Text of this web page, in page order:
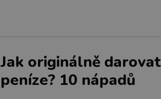
Jak originálně darovat
peníze? 10 nápadů